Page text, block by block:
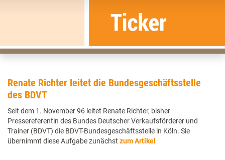
Renate Richter leitet die Bundesgeschäftsstelle
des BDVT
Seit dem 1. November 96 leitet Renate Richter, bisher
Pressereferentin des Bundes Deutscher Verkaufsförderer und
Trainer (BDVT) die BDVT-Bundesgeschäftsstelle in Köln. Sie
übernimmt diese Aufgabe zunächst zum Artikel